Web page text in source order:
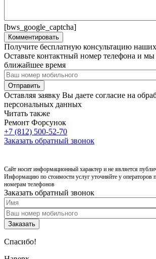
[bws_google_captcha]
Получите бесплатную консультацию
Оставьте контактный номер телефона и
ближайшее время
Оставляя заявку Вы даете согласие на
персональных данных
Читать также
Ремонт Форсунок
+7 (812) 500-52-70
Заказать обратный звонок
Сайт носит информационный характер и не является
Информацию по стоимости услуг уточняйте у операторов
номерам телефонов
Заказать обратный звонок
Спасибо!